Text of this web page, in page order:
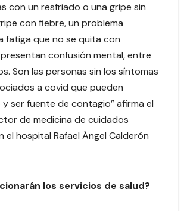
con un resfriado o una gripe sin
con fiebre, un problema
fatiga que no se quita con
confusión mental, entre
Son las personas sin los síntomas
a covid que pueden
ser fuente de contagio” afirma el
de medicina de cuidados
el hospital Rafael Ángel Calderón
los servicios de salud?